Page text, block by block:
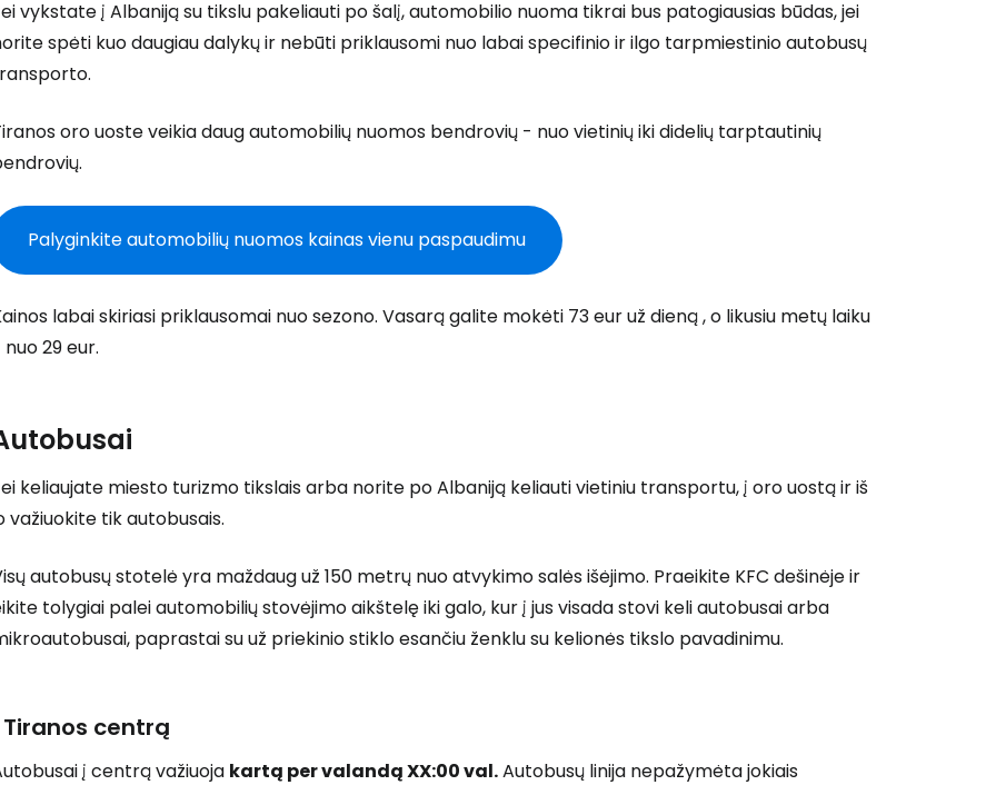
vykstate į Albaniją su tikslu pakeliauti po šalį, automobilio nuoma tikrai bus patogiausias būdas, jei
spėti kuo daugiau dalykų ir nebūti priklausomi nuo labai specifinio ir ilgo tarpmiestinio autobusų
oro uoste veikia daug automobilių nuomos bendrovių - nuo vietinių iki didelių tarptautinių
Palyginkite automobilių nuomos kainas vienu paspaudimu
labai skiriasi priklausomai nuo sezono. Vasarą galite mokėti 73 eur už dieną , o likusiu metų laiku
29 eur.
keliaujate miesto turizmo tikslais arba norite po Albaniją keliauti vietiniu transportu, į oro uostą ir iš
važiuokite tik autobusais.
autobusų stotelė yra maždaug už 150 metrų nuo atvykimo salės išėjimo. Praeikite KFC dešinėje ir
tolygiai palei automobilių stovėjimo aikštelę iki galo, kur į jus visada stovi keli autobusai arba
paprastai su už priekinio stiklo esančiu ženklu su kelionės tikslo pavadinimu.
centrą
į centrą važiuoja kartą per valandą XX:00 val.Autobusų linija nepažymėta jokiais
... pasaulinė kelionių bendruomenė